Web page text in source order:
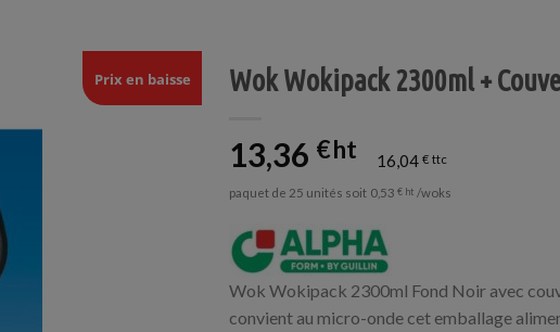
Prix en baisse Wok Wokipack 2300ml +
13,36 € 16,04 €
paquet de 25 unités soit 0,53 € /woks
Wok Wokipack 2300ml Fond Noir avec
convient au micro-onde cet emballage